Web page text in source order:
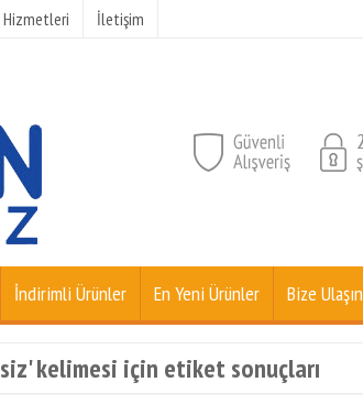
Hizmetleri İletişim
İndirimli Ürünler En Yeni Ürünler Bize Ulaşın
kelimesi için etiket sonuçları